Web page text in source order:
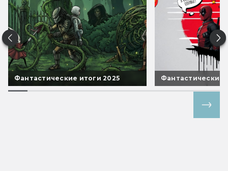
Фантастические итоги 2025 Фантастические